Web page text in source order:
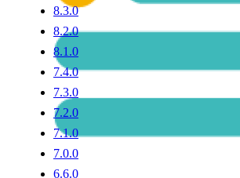
8.3.0
8.2.0
8.1.0
7.4.0
7.3.0
7.2.0
7.1.0
7.0.0
6.6.0